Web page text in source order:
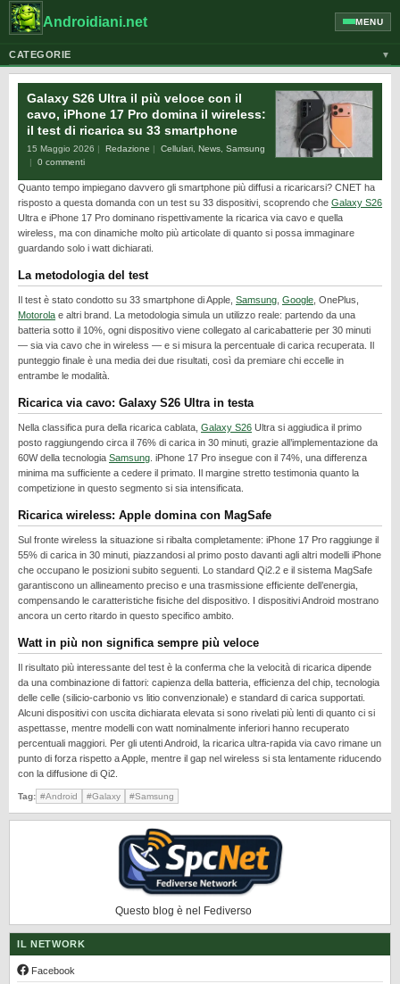
Androidiani.net MENU
CATEGORIE ▼
CELLULARI
GOOGLE
GUIDE
HONOR
HUAWEI
MOTOROLA
NEWS
ONEPLUS
PIXEL
PRIVACY
REALME
RUMORS
SICUREZZA
SOFTWARE
XIAOMI
Galaxy S26 Ultra il più veloce con il
cavo, iPhone 17 Pro domina il wireless:
il test di ricarica su 33 smartphone
15 Maggio 2026 Redazione Cellulari News Samsung
0 commenti
Quanto tempo impiegano davvero gli smartphone più diffusi a ricaricarsi? CNET ha
risposto a questa domanda con un test su 33 dispositivi, scoprendo che Galaxy S26
Ultra e iPhone 17 Pro dominano rispettivamente la ricarica via cavo e quella
wireless, ma con dinamiche molto più articolate di quanto si possa immaginare
guardando solo i watt dichiarati.
La metodologia del test
Il test è stato condotto su 33 smartphone di Apple, Samsung Google , OnePlus,
Motorola e altri brand. La metodologia simula un utilizzo reale: partendo da una
batteria sotto il 10%, ogni dispositivo viene collegato al caricabatterie per 30 minuti
— sia via cavo che in wireless — e si misura la percentuale di carica recuperata. Il
punteggio finale è una media dei due risultati, così da premiare chi eccelle in
entrambe le modalità.
Ricarica via cavo: Galaxy S26 Ultra in testa
Nella classifica pura della ricarica cablata, Galaxy S26 Ultra si aggiudica il primo
posto raggiungendo circa il 76% di carica in 30 minuti, grazie all’implementazione da
60W della tecnologia Samsung . iPhone 17 Pro insegue con il 74%, una differenza
minima ma sufficiente a cedere il primato. Il margine stretto testimonia quanto la
competizione in questo segmento si sia intensificata.
Ricarica wireless: Apple domina con MagSafe
Sul fronte wireless la situazione si ribalta completamente: iPhone 17 Pro raggiunge il
55% di carica in 30 minuti, piazzandosi al primo posto davanti agli altri modelli iPhone
che occupano le posizioni subito seguenti. Lo standard Qi2.2 e il sistema MagSafe
garantiscono un allineamento preciso e una trasmissione efficiente dell’energia,
compensando le caratteristiche fisiche del dispositivo. I dispositivi Android mostrano
ancora un certo ritardo in questo specifico ambito.
Watt in più non significa sempre più veloce
Il risultato più interessante del test è la conferma che la velocità di ricarica dipende
da una combinazione di fattori: capienza della batteria, efficienza del chip, tecnologia
delle celle (silicio-carbonio vs litio convenzionale) e standard di carica supportati.
Alcuni dispositivi con uscita dichiarata elevata si sono rivelati più lenti di quanto ci si
aspettasse, mentre modelli con watt nominalmente inferiori hanno recuperato
percentuali maggiori. Per gli utenti Android, la ricarica ultra-rapida via cavo rimane un
punto di forza rispetto a Apple, mentre il gap nel wireless si sta lentamente riducendo
con la diffusione di Qi2.
Tag: #Android #Galaxy #Samsung
Questo blog è nel Fediverso
IL NETWORK
Facebook